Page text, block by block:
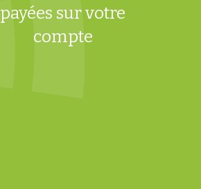
payées sur votre
compte